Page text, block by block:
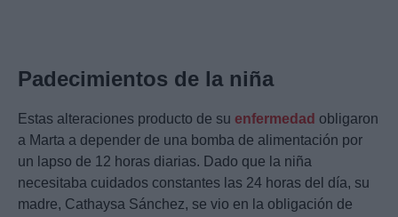
Padecimientos de la niña
Estas alteraciones producto de su enfermedad obligaron
a Marta a depender de una bomba de alimentación por
un lapso de 12 horas diarias. Dado que la niña
necesitaba cuidados constantes las 24 horas del día, su
madre, Cathaysa Sánchez, se vio en la obligación de